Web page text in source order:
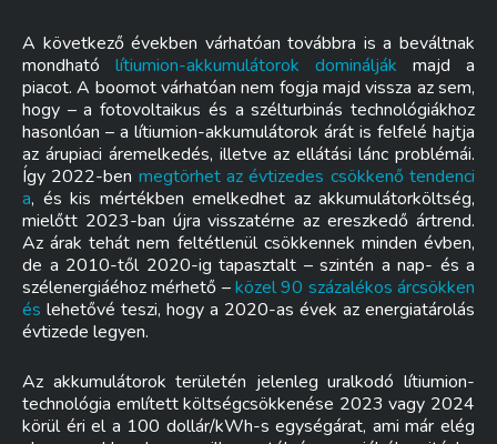
A következő években várhatóan továbbra is a beváltnak
mondható lítiumion-akkumulátorok dominálják majd a
piacot. A boomot várhatóan nem fogja majd vissza az sem,
hogy – a fotovoltaikus és a szélturbinás technológiákhoz
hasonlóan – a lítiumion-akkumulátorok árát is felfelé hajtja
az árupiaci áremelkedés, illetve az ellátási lánc problémái.
Így 2022-ben megtörhet az évtizedes csökkenő tendenci
a, és kis mértékben emelkedhet az akkumulátorköltség,
mielőtt 2023-ban újra visszatérne az ereszkedő ártrend.
Az árak tehát nem feltétlenül csökkennek minden évben,
de a 2010-től 2020-ig tapasztalt – szintén a nap- és a
szélenergiáéhoz mérhető –közel 90 százalékos árcsökken
és lehetővé teszi, hogy a 2020-as évek az energiatárolás
évtizede legyen.
Az akkumulátorok területén jelenleg uralkodó lítiumion-
technológia említett költségcsökkenése 2023 vagy 2024
körül éri el a 100 dollár/kWh-s egységárat, ami már elég